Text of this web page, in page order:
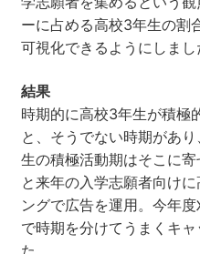
ーに占める高校3年生の割
可視化できるようにしまし
結果
時期的に高校3年生が積極
と、そうでない時期があ
生の積極活動期はそこに
と来年の入学志願者向け
ングで広告を運用。今年
で時期を分けてうまくキ
た。